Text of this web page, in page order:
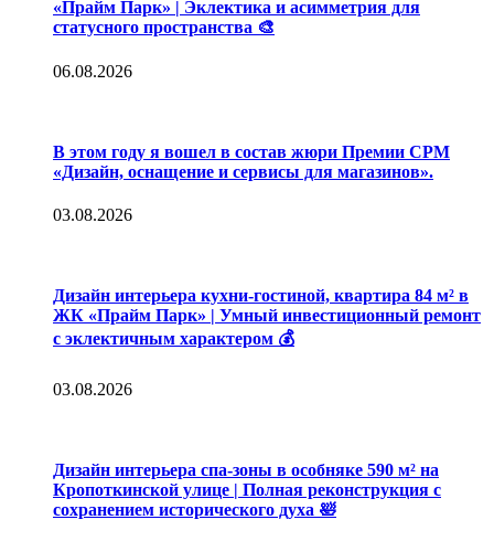
«Прайм Парк» | Эклектика и асимметрия для
статусного пространства 🎨
06.08.2026
В этом году я вошел в состав жюри Премии CPM
«Дизайн, оснащение и сервисы для магазинов».
03.08.2026
Дизайн интерьера кухни-гостиной, квартира 84 м² в
ЖК «Прайм Парк» | Умный инвестиционный ремонт
с эклектичным характером 💰
03.08.2026
Дизайн интерьера спа-зоны в особняке 590 м² на
Кропоткинской улице | Полная реконструкция с
сохранением исторического духа 🛀